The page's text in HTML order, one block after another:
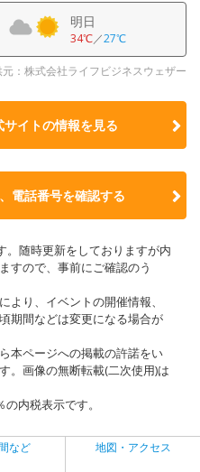
明日
34℃／27℃
：株式会社ライフビジネスウェザー
サイトの情報を見る
電話番号を確認する
随時更新をしておりますが内
すので、事前にご確認のう
り、イベントの開催情報、
期間などは変更になる場合が
本ページへの掲載の許諾をい
。画像の無断転載(二次使用)は
内税表示です。
など 地図・アクセス